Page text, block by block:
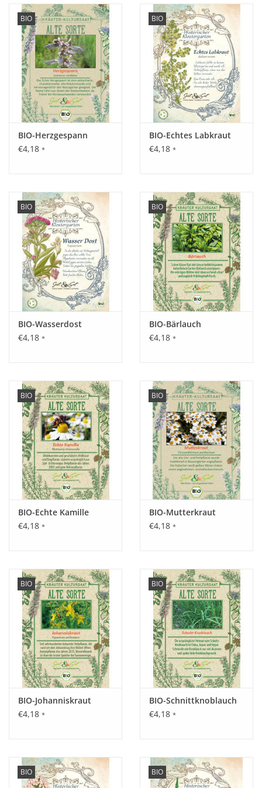
BIO
BIO-Herzgespann
€4,18 *
BIO
BIO-Echtes Labkraut
€4,18 *
BIO
BIO-Wasserdost
€4,18 *
BIO
BIO-Bärlauch
€4,18 *
BIO
BIO-Echte Kamille
€4,18 *
BIO
BIO-Mutterkraut
€4,18 *
BIO
BIO-Johanniskraut
€4,18 *
BIO
BIO-Schnittknoblauch
€4,18 *
BIO BIO